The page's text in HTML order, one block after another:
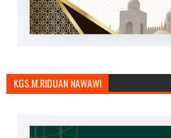
KGS.M.RIDUAN NAWAWI